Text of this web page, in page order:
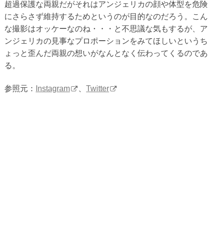
超過保護な両親だがそれはアンジェリカの顔や体型を危険
にさらさず維持するためというのが目的なのだろう。こん
な撮影はオッケーなのね・・・と不思議な気もするが、ア
ンジェリカの見事なプロポーションをみてほしいというち
ょっと歪んだ両親の想いがなんとなく伝わってくるのであ
る。
参照元： Instagram 、Twitter